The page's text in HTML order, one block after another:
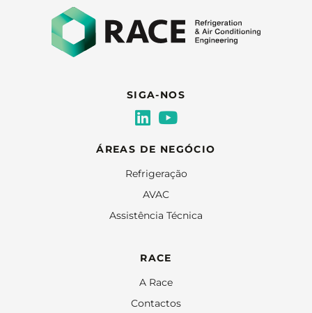
SIGA-NOS
ÁREAS DE NEGÓCIO
Refrigeração
AVAC
Assistência Técnica
RACE
A Race
Contactos